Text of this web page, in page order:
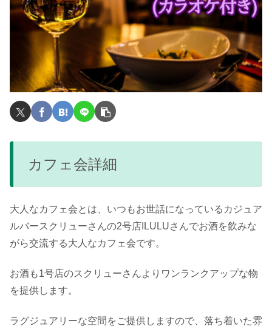
カフェ会詳細
大人なカフェ会とは、いつもお世話になっているカジュア
ルバースクリューさんの2号店ILULUさんでお酒を飲みな
がら交流する大人なカフェ会です。
お酒も1号店のスクリューさんよりワンランクアップな物
を提供します。
ラグジュアリーな空間をご提供しますので、落ち着いた雰